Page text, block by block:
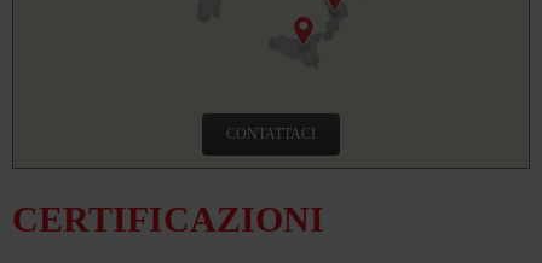
CONTATTACI
CERTIFICAZIONI